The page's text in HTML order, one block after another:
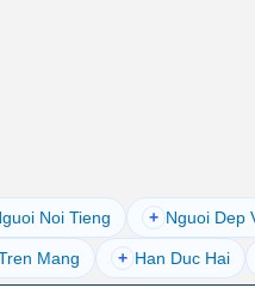
Noi Tieng + Nguoi Dep
Mang + Han Duc Hai